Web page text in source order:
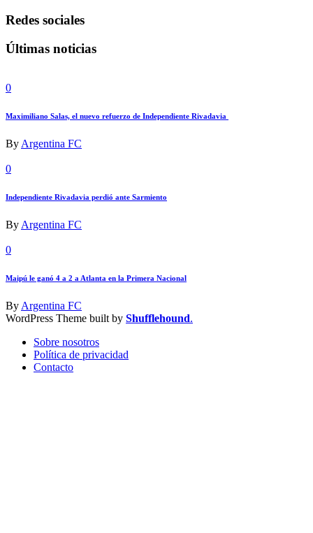
Redes sociales
Últimas noticias
0
Maximiliano Salas, el nuevo refuerzo de Independiente Rivadavia
By Argentina FC
0
Independiente Rivadavia perdió ante Sarmiento
By Argentina FC
0
Maipú le ganó 4 a 2 a Atlanta en la Primera Nacional
By Argentina FC
WordPress Theme built by Shufflehound.
Sobre nosotros
Política de privacidad
Contacto